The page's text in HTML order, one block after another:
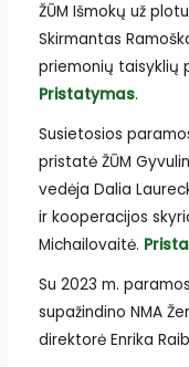
ŽŪM Išmokų už
Skirmantas
priemonių taisyklių
Pristatymas.
Susietosios
pristatė ŽŪM
vedėja Dalia
ir kooperacijos
Michailovaitė.
Su 2023 m.
supažindino NMA
direktorė Enrika